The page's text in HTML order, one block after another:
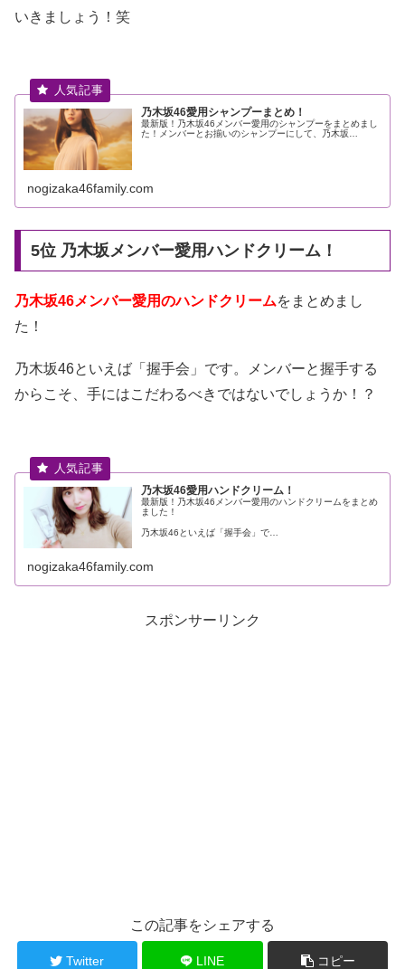
いきましょう！笑
乃木坂46愛用シャンプーまとめ！
最新版！乃木坂46メンバー愛用のシャンプーをまとめまし
た！メンバーとお揃いのシャンプーにして、乃木坂…
nogizaka46family.com
5位 乃木坂メンバー愛用ハンドクリーム！
乃木坂46メンバー愛用のハンドクリームをまとめまし
た！
乃木坂46といえば「握手会」です。メンバーと握手する
からこそ、手にはこだわるべきではないでしょうか！？
乃木坂46愛用ハンドクリーム！
最新版！乃木坂46メンバー愛用のハンドクリームをまとめ
ました！
乃木坂46といえば「握手会」で…
nogizaka46family.com
スポンサーリンク
この記事をシェアする
Twitter LINE コピー